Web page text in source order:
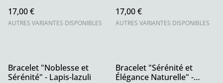
de Lune
17,00 €
AUTRES VARIANTES DISPONIBLES
17,00 €
AUTRES VARIANTES DISPONIBLES
Bracelet "Noblesse et
Sérénité" - Lapis-lazuli
Bracelet "Sérénité et
Élégance Naturelle" -